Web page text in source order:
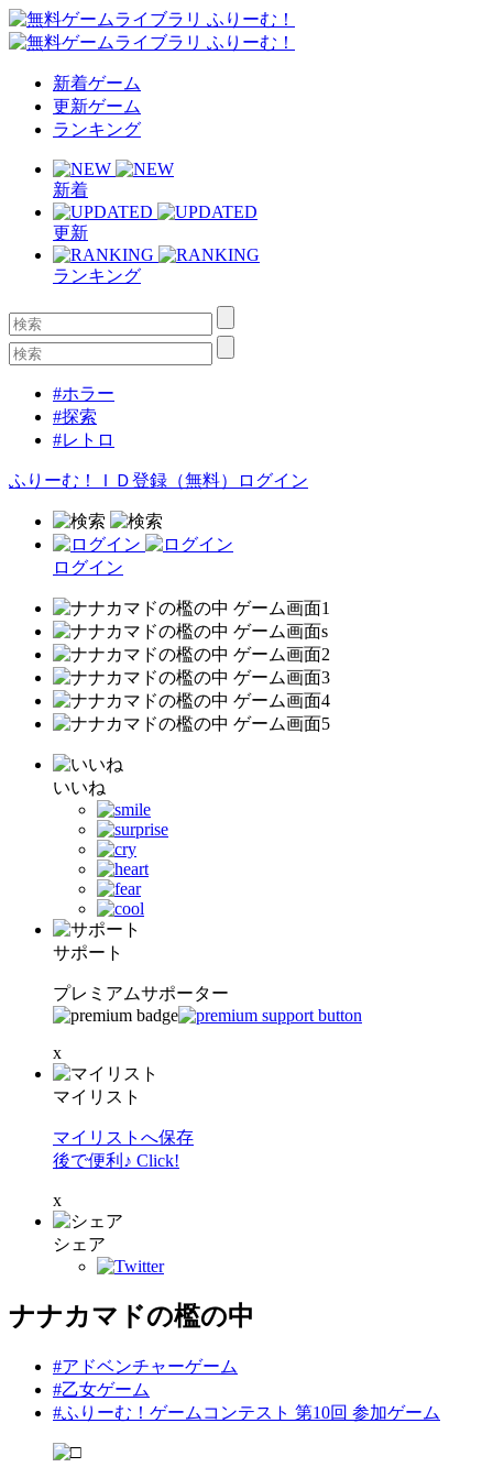
新着ゲーム
更新ゲーム
ランキング
新着
更新
ランキング
#ホラー
#探索
#レトロ
ふりーむ！ＩＤ登録（無料） ログイン
ログイン
いいね
サポート
プレミアムサポーター
x
マイリスト
マイリストへ保存
後で便利♪ Click!
x
シェア
ナナカマドの檻の中
#アドベンチャーゲーム
#乙女ゲーム
#ふりーむ！ゲームコンテスト 第10回 参加ゲーム